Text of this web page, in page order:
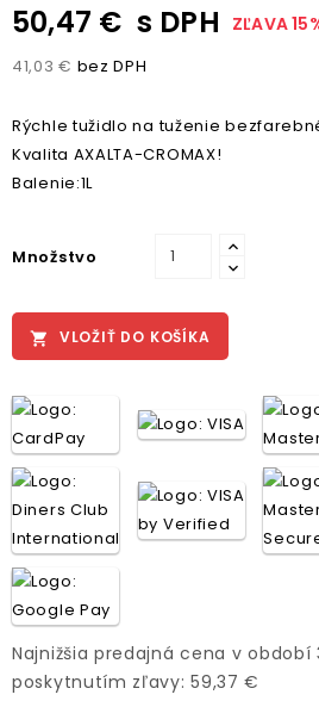
50,47 € s DPH ZĽAVA
41,03 € bez DPH
Rýchle tužidlo na tuženie
Kvalita AXALTA-CROMAX!
Balenie:1L
Množstvo
 VLOŽIŤ DO KOŠÍKA
Najnižšia predajná cena v období
poskytnutím zľavy: 59,37 €